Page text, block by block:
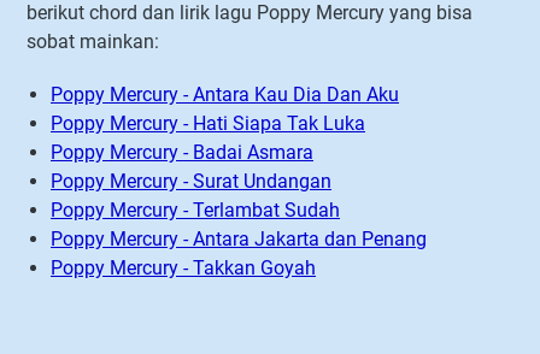
berikut chord dan lirik lagu Poppy Mercury yang bisa
sobat mainkan:
Poppy Mercury - Antara Kau Dia Dan Aku
Poppy Mercury - Hati Siapa Tak Luka
Poppy Mercury - Badai Asmara
Poppy Mercury - Surat Undangan
Poppy Mercury - Terlambat Sudah
Poppy Mercury - Antara Jakarta dan Penang
Poppy Mercury - Takkan Goyah